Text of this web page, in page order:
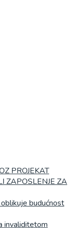
PROJEKAT
ZAPOSLENJE ZA
oblikuje budućnost
invaliditetom